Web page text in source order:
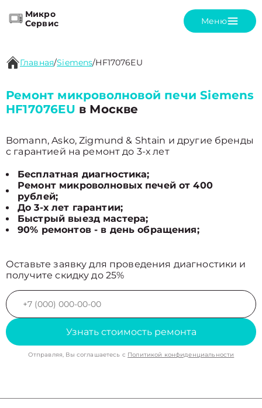
Микро
Сервис
Меню
Главная/Siemens/HF17076EU
Ремонт микроволновой печи Siemens
HF17076EU в Москве
Bomann, Asko, Zigmund & Shtain и другие бренды
с гарантией на ремонт до 3-х лет
Бесплатная диагностика;
Ремонт микроволновых печей от 400
рублей;
До 3-х лет гарантии;
Быстрый выезд мастера;
90% ремонтов - в день обращения;
Оставьте заявку для проведения диагностики и
получите скидку до 25%
Узнать стоимость ремонта
Отправляя, Вы соглашаетесь с Политикой конфиденциальности